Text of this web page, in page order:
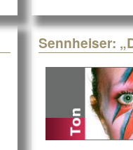
Sennheiser: